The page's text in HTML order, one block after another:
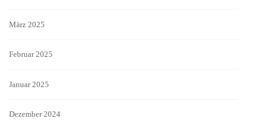
März 2025
Februar 2025
Januar 2025
Dezember 2024